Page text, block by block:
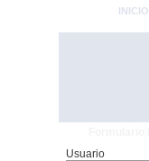
INICIO
Usuario